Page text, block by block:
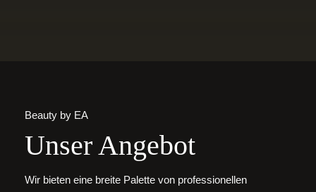
Beauty by EA
Unser Angebot
Wir bieten eine breite Palette von professionellen